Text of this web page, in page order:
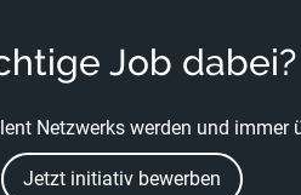
Job dabei?
Netzwerks werden und
Jetzt initiativ bewerben